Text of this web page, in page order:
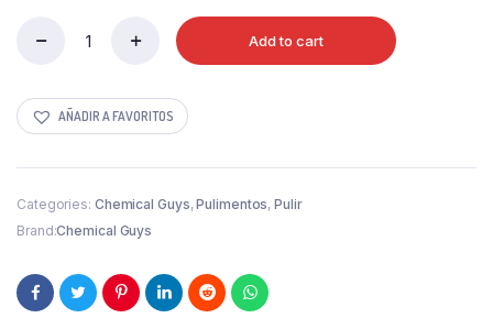
|
Chemical
quantity
Add to cart
AÑADIR A FAVORITOS
Categories: Chemical Guys,Pulimentos,Pulir
Brand:Chemical Guys